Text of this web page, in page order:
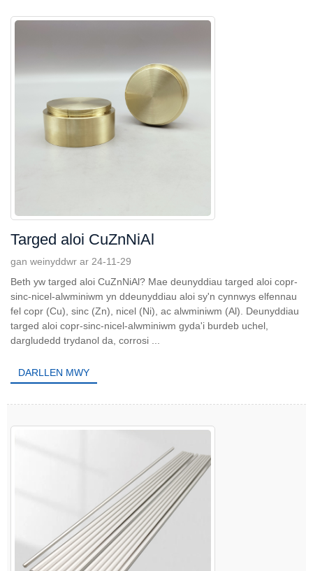
Targed aloi CuZnNiAl
gan weinyddwr ar 24-11-29
Beth yw targed aloi CuZnNiAl? Mae deunyddiau targed aloi copr-
sinc-nicel-alwminiwm yn ddeunyddiau aloi sy'n cynnwys elfennau
fel copr (Cu), sinc (Zn), nicel (Ni), ac alwminiwm (Al). Deunyddiau
targed aloi copr-sinc-nicel-alwminiwm gyda'i burdeb uchel,
dargludedd trydanol da, corrosi ...
DARLLEN MWY